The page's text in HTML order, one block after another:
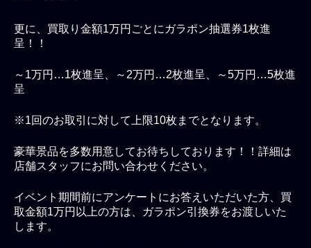
更に、買取り金額1万円ごとにガラポン抽選券1枚進
呈！！
～1万円…1枚進呈、～2万円…2枚進呈、～5万円…5枚進
呈
※1回のお取引に対して上限10枚までとなります。
豪華景品を多数用意してお待ちしております！！詳細は
店舗スタッフにお問い合わせください。
イベント期間前にアンケートにお答えいただいた方、買
取金額1万円以上の方は、ガラポン引換券をお渡しいた
します。